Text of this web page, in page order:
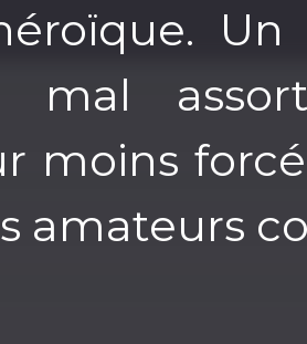
mal
moins
amateurs